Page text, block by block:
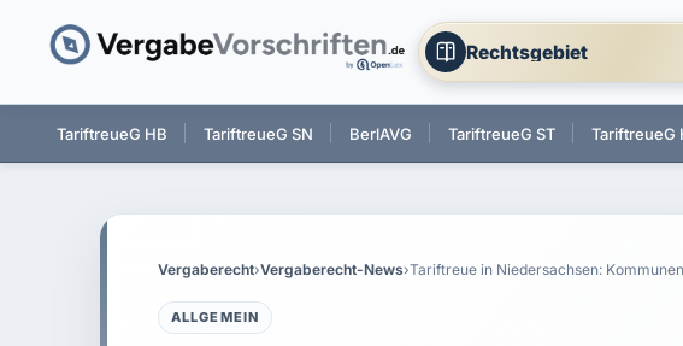
Rechtsgebiet
TariftreueG HB TariftreueG SN BerlAVG TariftreueG ST TariftreueG
Vergaberecht›Vergaberecht-News›
ALLGEMEIN